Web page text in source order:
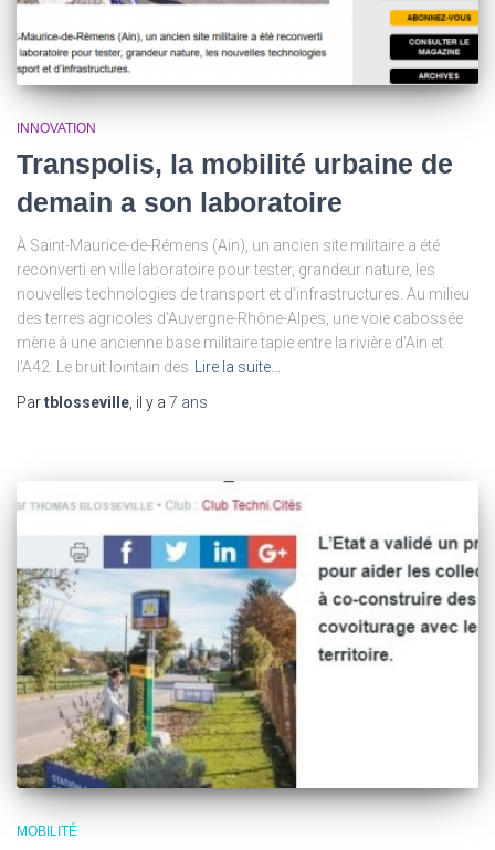
INNOVATION
Transpolis, la mobilité urbaine de
demain a son laboratoire
À Saint-Maurice-de-Rémens (Ain), un ancien site militaire a été
reconverti en ville laboratoire pour tester, grandeur nature, les
nouvelles technologies de transport et d’infrastructures. Au milieu
des terres agricoles d’Auvergne-Rhône-Alpes, une voie cabossée
mène à une ancienne base militaire tapie entre la rivière d’Ain et
l’A42. Le bruit lointain des
Lire la suite…
Partblosseville , il y a 7 ans
MOBILITÉ